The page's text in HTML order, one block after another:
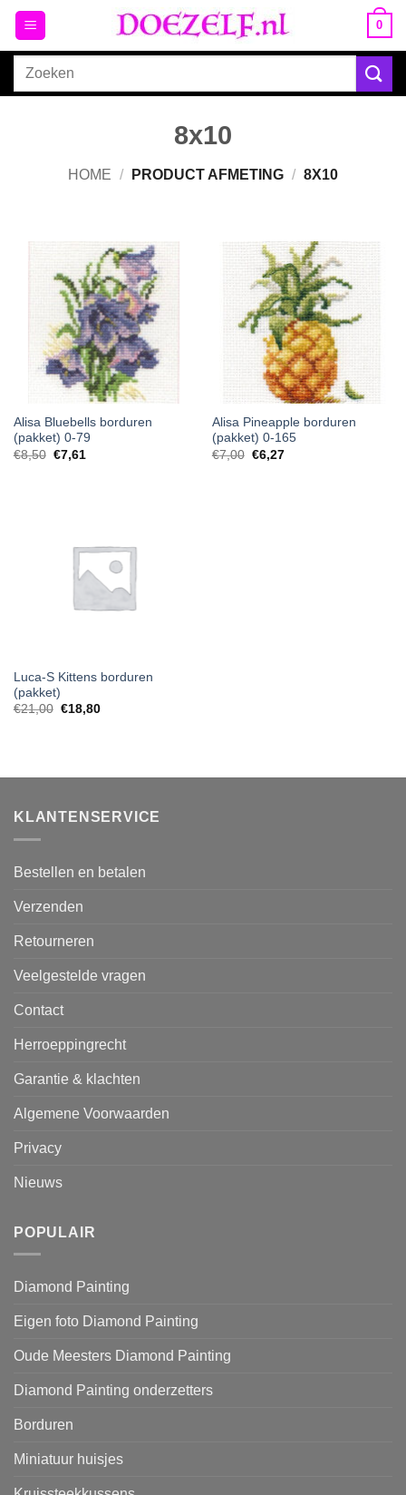
Ga
naar
inhoud
0
Zoeken
8x10
HOME / PRODUCT AFMETING / 8X10
Alisa Bluebells borduren
(pakket) 0-79
€8,50 €7,61
Alisa Pineapple borduren
(pakket) 0-165
€7,00 €6,27
Luca-S Kittens borduren
(pakket)
€21,00 €18,80
KLANTENSERVICE
Bestellen en betalen
Verzenden
Retourneren
Veelgestelde vragen
Contact
Herroeppingrecht
Garantie & klachten
Algemene Voorwaarden
Privacy
Nieuws
POPULAIR
Diamond Painting
Eigen foto Diamond Painting
Oude Meesters Diamond Painting
Diamond Painting onderzetters
Borduren
Miniatuur huisjes